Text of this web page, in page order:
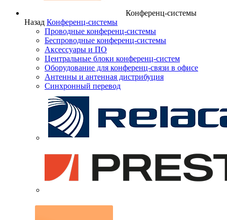
Конференц-системы
Назад Конференц-системы
Проводные конференц-системы
Беспроводные конференц-системы
Аксессуары и ПО
Центральные блоки конференц-систем
Оборудование для конференц-связи в офисе
Антенны и антенная дистрибуция
Синхронный перевод